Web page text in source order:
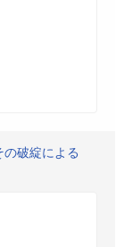
破綻による